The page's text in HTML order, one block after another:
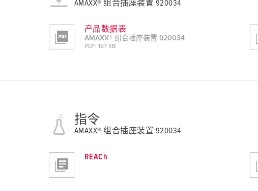
AMAXX® 组合插座装置 920034
产品数据表
AMAXX® 组合插座装置 920034
PDF, 187 KB
指令
AMAXX® 组合插座装置 920034
REACh